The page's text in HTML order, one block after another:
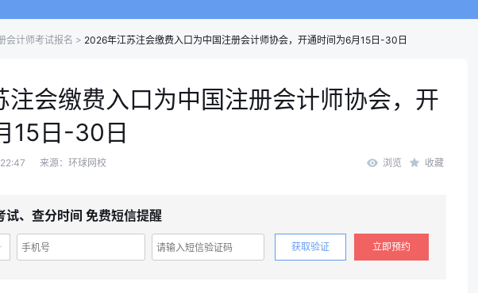
会计师考试报名 > 2026年江苏注会缴费入口为中国注册会计师协会，开通时间为6月15日-30日
会缴费入口为中国注册会计师协会，开
15日-30日
来源：环球网校 浏览 收藏
试、查分时间 免费短信提醒
获取验证 立即预约